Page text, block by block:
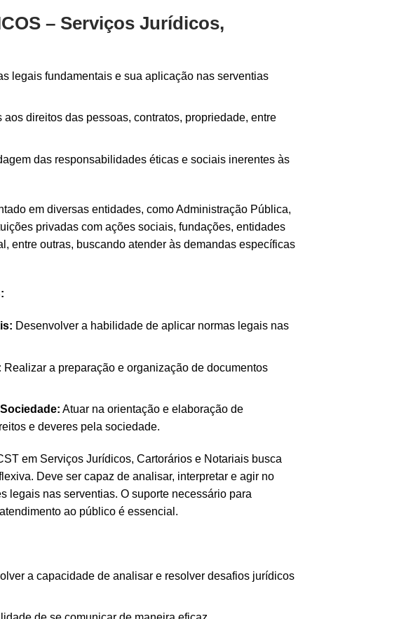
– Serviços Jurídicos,
legais fundamentais e sua aplicação nas serventias
direitos das pessoas, contratos, propriedade, entre
das responsabilidades éticas e sociais inerentes às
em diversas entidades, como Administração Pública,
privadas com ações sociais, fundações, entidades
entre outras, buscando atender às demandas específicas
Desenvolver a habilidade de aplicar normas legais nas
Realizar a preparação e organização de documentos
Atuar na orientação e elaboração de
e deveres pela sociedade.
em Serviços Jurídicos, Cartorários e Notariais busca
Deve ser capaz de analisar, interpretar e agir no
legais nas serventias. O suporte necessário para
ao público é essencial.
a capacidade de analisar e resolver desafios jurídicos